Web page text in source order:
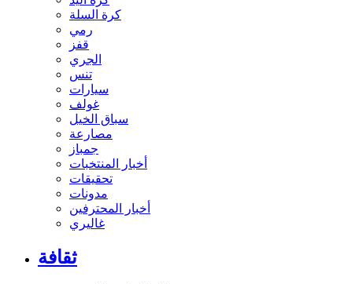
كرة السلة
رمي
قفز
الجري
تنس
سيارات
غولف
سباق الخيل
مصارعة
جمباز
أخبار المنتخبات
تحقيقات
مدونات
أخبار المحترفين
غاليري
ثقافة